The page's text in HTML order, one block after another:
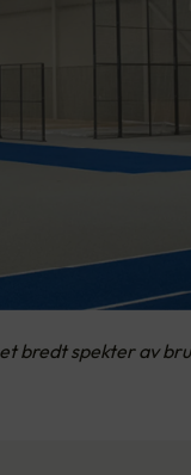
bredt spekter av